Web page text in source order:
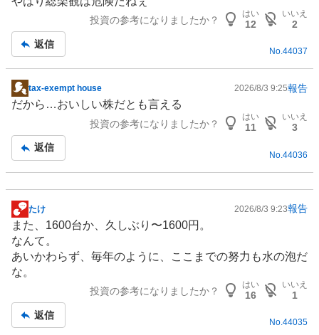
板
投資の参考になりましたか？
はい
12
いいえ
2
返信
No.44037
掲
示
事
tax-exempt house 2026/8/3 9:25報告
だから…おいしい株だとも言える
投資の参考になりましたか？
はい
11
いいえ
3
返信
No. 44036
掲
示
板
記
事
たけ 2026/8/3 9:23報告
また、1600台か、久しぶり〜1600円。
なんて。
あいかわらず、毎年のように、ここまでの努力も水の泡だ
な。
投資の参考になりましたか？
はい
16
いいえ
1
返信
No.44035